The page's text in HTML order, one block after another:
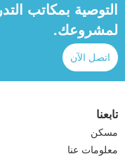
التوصية بمكاتب
لمشروعك.
اتصل الآن
تابعنا
مسكن
معلومات عنا